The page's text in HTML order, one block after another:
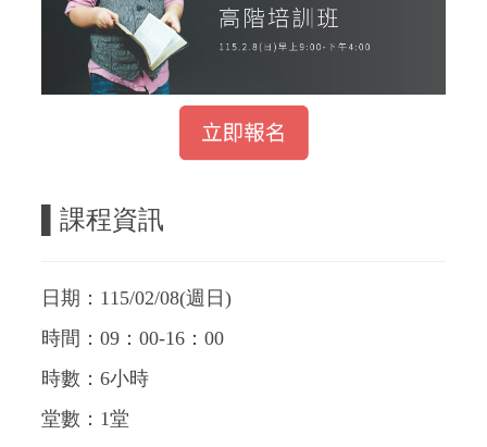
課程資訊
日期：115/02/08(週日 )
時間：09：00-16：00
時數：6小時
堂數：1堂